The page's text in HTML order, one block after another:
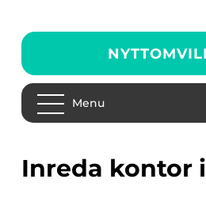
Menu
inreda kontor